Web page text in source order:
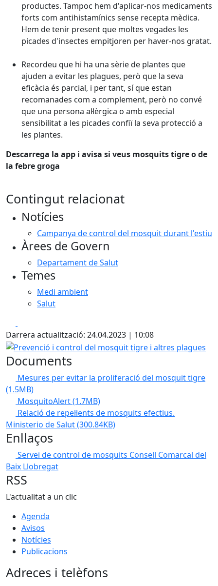
productes. Tampoc hem d'aplicar-nos medicaments
forts com antihistamínics sense recepta mèdica.
Hem de tenir present que moltes vegades les
picades d'insectes empitjoren per haver-nos gratat.
Recordeu que hi ha una sèrie de plantes que
ajuden a evitar les plagues, però que la seva
eficàcia és parcial, i per tant, sí que estan
recomanades com a complement, però no convé
que una persona al·lèrgica o amb especial
sensibilitat a les picades confiï la seva protecció a
les plantes.
Descarrega la app i avisa si veus mosquits tigre o de
la febre groga
Contingut relacionat
Notícies
Campanya de control del mosquit durant l'estiu
Àrees de Govern
Departament de Salut
Temes
Medi ambient
Salut
Darrera actualització: 24.04.2023 | 10:08
Prevenció i control del mosquit tigre i altres plagues
Documents
Mesures per evitar la proliferació del mosquit tigre
(1.5MB)
MosquitoAlert(1.7MB)
Relació de repel·lents de mosquits efectius.
Ministerio de Salut(300.84KB)
Enllaços
Servei de control de mosquits Consell Comarcal del
Baix Llobregat
RSS
L'actualitat a un clic
Agenda
Avisos
Notícies
Publicacions
Adreces i telèfons